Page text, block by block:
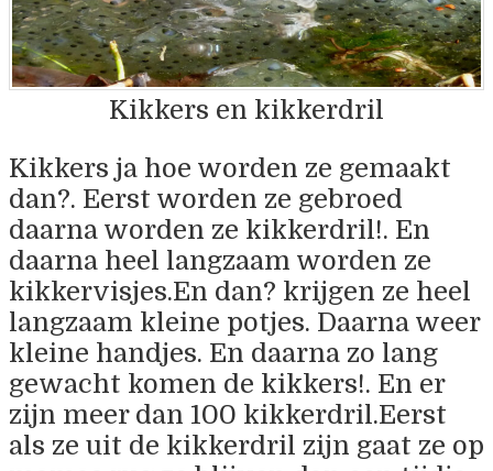
Kikkers en kikkerdril
Kikkers ja hoe worden ze gemaakt
dan?. Eerst worden ze gebroed
daarna worden ze kikkerdril!. En
daarna heel langzaam worden ze
kikkervisjes.En dan? krijgen ze heel
langzaam kleine potjes. Daarna weer
kleine handjes. En daarna zo lang
gewacht komen de kikkers!. En er
zijn meer dan 100 kikkerdril.Eerst
als ze uit de kikkerdril zijn gaat ze op